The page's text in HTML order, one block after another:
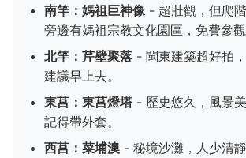
南竿：媽祖巨神像 - 超壯觀，但爬階
旁邊有媽祖宗教文化園區，免費參觀
北竿：芹壁聚落 - 閩東建築超好拍
建議早上去。
東莒：東莒燈塔- 歷史悠久，風景美
記得帶外套。
西莒：菜埔澳 - 秘境沙灘，人少清